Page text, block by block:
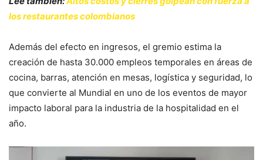
los restaurantes colombianos
Además del efecto en ingresos, el gremio estima la
creación de hasta 30.000 empleos temporales en áreas de
cocina, barras, atención en mesas, logística y seguridad, lo
que convierte al Mundial en uno de los eventos de mayor
impacto laboral para la industria de la hospitalidad en el
año.